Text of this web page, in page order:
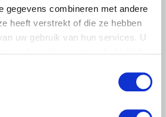
gegevens combineren met andere
heeft verstrekt of die ze hebben
uw gebruik van hun services. U